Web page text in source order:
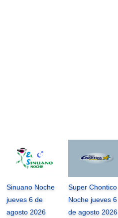
Sinuano Noche
jueves 6 de
agosto 2026
Super Chontico
Noche jueves 6
de agosto 2026